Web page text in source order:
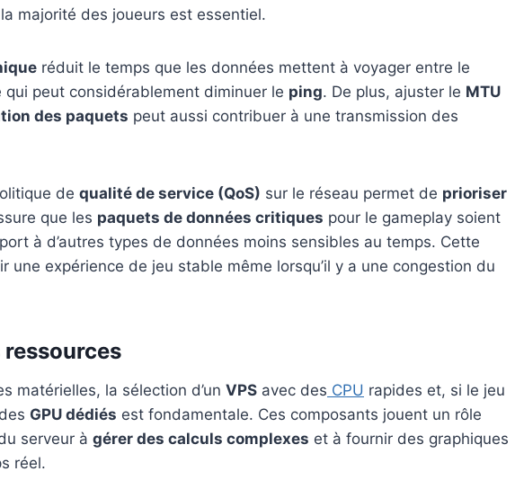
majorité des joueurs est essentiel.
réduit le temps que les données mettent à voyager entre le
qui peut considérablement diminuer le ping. De plus, ajuster le MTU
des paquets peut aussi contribuer à une transmission des
de qualité de service (QoS) sur le réseau permet de prioriser
que les paquets de données critiques pour le gameplay soient
à d’autres types de données moins sensibles au temps. Cette
une expérience de jeu stable même lorsqu’il y a une congestion du
matérielles, la sélection d’un VPS avec des CPU rapides et, si le jeu
GPU dédiés est fondamentale. Ces composants jouent un rôle
serveur à gérer des calculs complexes et à fournir des graphiques
réel.